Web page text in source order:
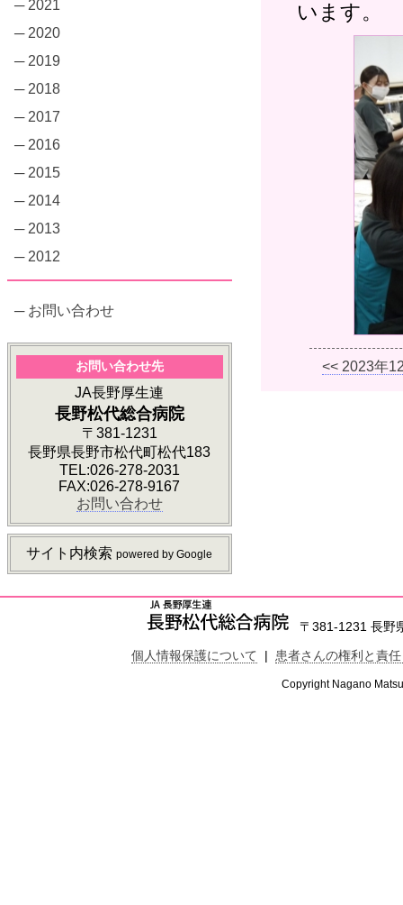
います。
<< 2023年
─ 2021
─ 2020
─ 2019
─ 2018
─ 2017
─ 2016
─ 2015
─ 2014
─ 2013
─ 2012
─ お問い合わせ
お問い合わせ先
JA長野厚生連
長野松代総合病院
〒381-1231
長野県長野市松代町松代183
TEL:026-278-2031
FAX:026-278-9167
お問い合わせ
サイト内検索powered by Google
〒381-1231 長野
個人情報保護について
| 患者さんの権利と責
Copyright Nagano